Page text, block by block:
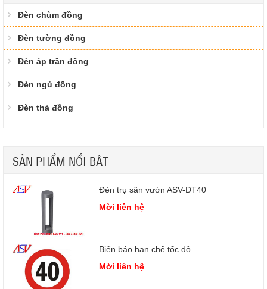
Đèn chùm đồng
Đèn tường đồng
Đèn áp trần đồng
Đèn ngủ đồng
Đèn thả đồng
SẢN PHẨM NỔI BẬT
Đèn trụ sân vườn ASV-DT40
Mời liên hệ
Biển báo hạn chế tốc độ
Mời liên hệ